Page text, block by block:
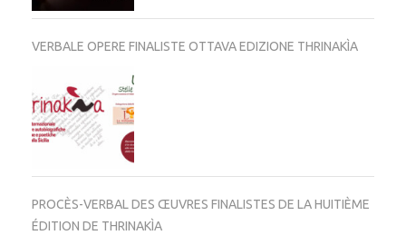
VERBALE OPERE FINALISTE OTTAVA EDIZIONE THRINAKÌA
PROCÈS-VERBAL DES ŒUVRES FINALISTES DE LA HUITIÈME
ÉDITION DE THRINAKÌA